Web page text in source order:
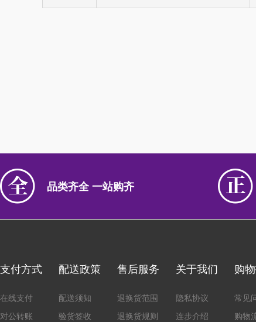
品类齐全 一站购齐
支付方式
在线支付
对公转账
配送政策
配送须知
验货签收
售后服务
退换货范围
退换货规则
关于我们
隐私协议
连步介绍
购
常见
购物